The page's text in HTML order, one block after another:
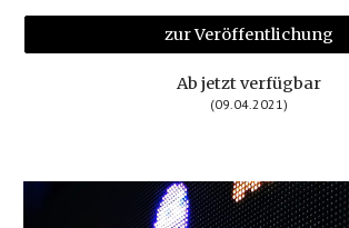
zur Veröffentlichung
Ab jetzt verfügbar
(09.04.2021)